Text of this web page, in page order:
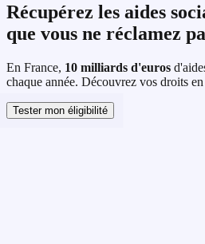
Récupérez les aides
que vous ne réclamez
En France, 10 milliards d'euros
chaque année. Découvrez vos droits
Tester mon éligibilité